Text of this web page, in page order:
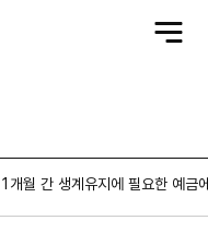
전
체
1개월 간 생계유지에 필요한 예금